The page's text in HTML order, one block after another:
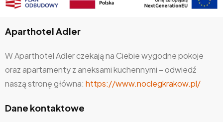
Aparthotel Adler
W Aparthotel Adler czekają na Ciebie wygodne pokoje
oraz apartamenty z aneksami kuchennymi – odwiedź
naszą stronę główna: https://www.noclegkrakow.pl/
Dane kontaktowe